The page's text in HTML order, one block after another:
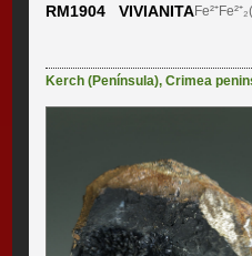
RM1904 VIVIANITA
Kerch (Península),Crimea